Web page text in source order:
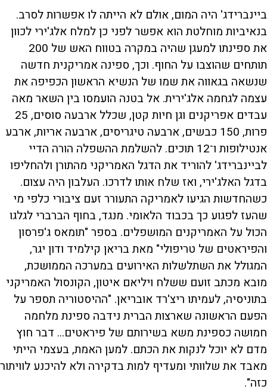
ביינברידג' היה המום, אולם לא הייתה לו אפשרות לסרב.
בנאיביות מוחלטת הוא אפשר לפני כן למלח אלג'ירי לכוון
את ספינתו למעגן שהיה במקרה בטווח האש של 200
תותחים שהוצבו על החוף. וכך, ספינה אמריקנית חדשה
שנשאה בגאווה את שמו של הנשיא הראשון הכפיפה את
עצמה לגחמה אלג'ירית. אל בטנה הועמסו בין השאר מאה
עבדים אפריקנים וגן חיות קטן, שכלל ארבעה סוסים, 25
פרות, 150 כבשים, ארבעה טיגריסים, ארבעה אריות, ארבע
אנטילופות ו־12 תוכים. להשלמת ההשפלה הורה הדיי
לביינברידג' להוריד את הדגל האמריקני מהתורן ולהחליפו
בדגל האלג'ירי, ואז שלח אותו לדרכו. העלבון היה עצום.
כשהחדשות הגיעו לאמריקה התעורר זעם ציבורי כלפי מי
שהעז לפגוע כך בכבוד הלאומי. מנגד, בחוף הברברי לגלגו
הכול על האמריקנים המושפלים. בספר "תומאס ג'פרסון
והפיראטים של טריפולי" מאת בריאן קילמיד ודון יגר,
המגולל את השתלשלות האירועים במערכה הממושכת,
מובא מכתב זועם ששלח ויליאם איטון, הקונסול האמריקני
בתוניסיה, לעמיתו ריצ'רד אובריאן. "ההיסטוריה תספר על
הפעם הראשונה שארצות הברית נידבה ספינת מלחמה
חמושה כספינת משא בשירותם של פיראטים... דבר חוץ
מדם לא יוכל לנקות את הכתם. למען האמת, בעצמי הייתי
מאבד את שלוותי ומעדיף למות בדקירה ולא להיכנע לוויתור
כזה".